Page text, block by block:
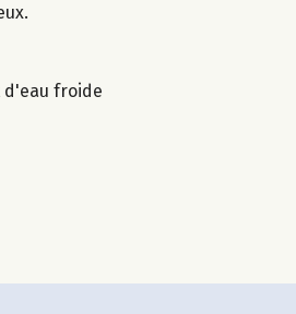
d'eau froide